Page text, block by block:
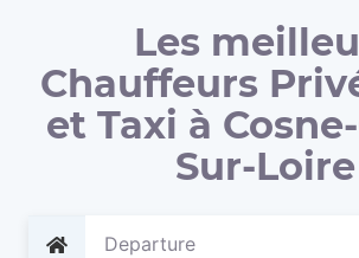
Les
Chauffeurs
et Taxi à
Sur-Loire